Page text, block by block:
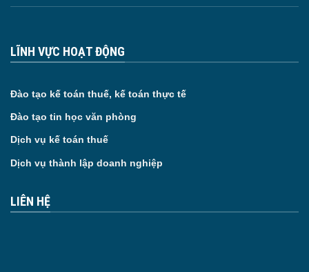
LĨNH VỰC HOẠT ĐỘNG
Đào tạo kế toán thuế, kế toán thực tế
Đào tạo tin học văn phòng
Dịch vụ kế toán thuế
Dịch vụ thành lập doanh nghiệp
LIÊN HỆ